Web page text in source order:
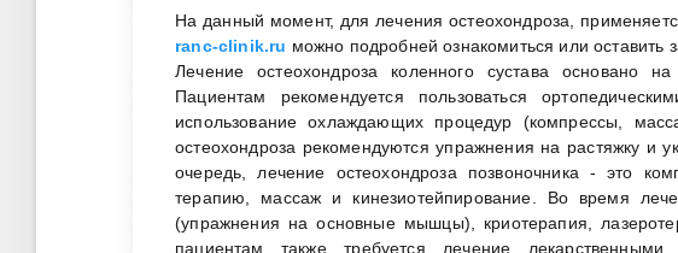
На данный момент, для лечения остеохондроза,
ranc-clinik.ru можно подробней ознакомиться или оставить
Лечение остеохондроза коленного сустава основано
Пациентам рекомендуется пользоваться
использование охлаждающих процедур (компрессы,
остеохондроза рекомендуются упражнения на растяжку
очередь, лечение остеохондроза позвоночника - это
терапию, массаж и кинезиотейпирование. Во время
(упражнения на основные мышцы), криотерапия,
пациентам также требуется лечение